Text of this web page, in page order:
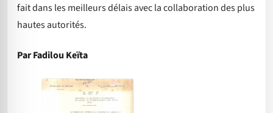
fait dans les meilleurs délais avec la collaboration des plus
hautes autorités.
Par Fadilou Keïta